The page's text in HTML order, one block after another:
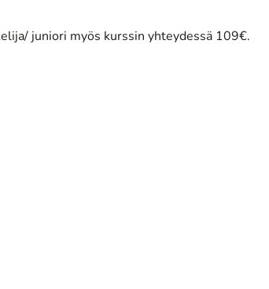
juniori myös kurssin yhteydessä 109€.